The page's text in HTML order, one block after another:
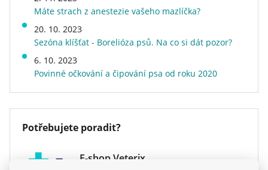
Kontraindikace
Růst, březost / laktace
30 kg
402 g 354 g
35 kg
451 g 397 g
343 g
40 kg
60 kg
676 g 595 g
514 g
70 kg
759 g
80 kg
838 g 738 g
Stáří psa
dospělý, senior
Příchuť (Protein)
onemocnění ledvin
Kvalita
běžné
Druh krmiva
Máte strach z anestezie vašeho mazlíčka?
20. 10. 2023
Sezóna klíšťat - Borelióza psů. Na co si dát pozor?
6. 10. 2023
Povinné očkování a čipování psa od roku 2020
Potřebujete poradit?
E-shop Veterix